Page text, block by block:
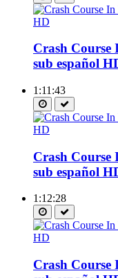
Crash Course
sub español
1:11:43
Crash Course
sub español
1:12:28
Crash Course